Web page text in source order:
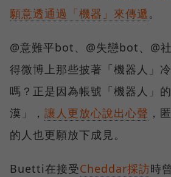
願意透通過「機器」來傳遞 。
@意難平bot、@失戀bot、@
得微博上那些披著「機器人」
嗎？正是因為帳號「機器人」
漠」， 讓人更放心說出心聲 ，
的人也更願放下成見。
Buetti在接受Cheddar採訪時